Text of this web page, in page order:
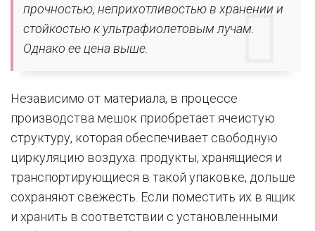
прочностью, неприхотливостью в хранении и
стойкостью к ультрафиолетовым лучам.
Однако ее цена выше.
Независимо от материала, в процессе
производства мешок приобретает ячеистую
структуру, которая обеспечивает свободную
циркуляцию воздуха: продукты, хранящиеся и
транспортирующиеся в такой упаковке, дольше
сохраняют свежесть. Если поместить их в ящик
и хранить в соответствии с установленными